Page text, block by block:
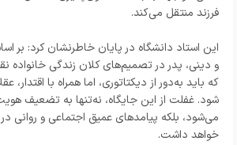
فرزند منتقل می‌کند.
این استاد دانشگاه در پایان خاطرنشان کرد: بر
و دینی، پدر در تصمیم‌های کلان زندگی خانواده
که باید به‌دور از دیکتاتوری، اما همراه با اقتدار،
شود. غفلت از این جایگاه، نه‌تنها به تضعیف
می‌شود، بلکه پیامدهای عمیق اجتماعی و روانی
خواهد داشت.